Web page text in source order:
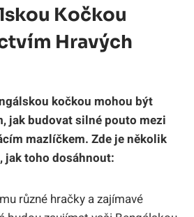
Kočkou
Hravých
kočkou mohou být
jak budovat silné pouto mezi
mazlíčkem. Zde je několik
jak toho dosáhnout:
různé hračky a zajímavé